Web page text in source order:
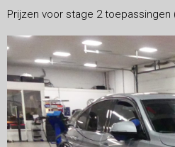
Prijzen voor stage 2 toepassingen